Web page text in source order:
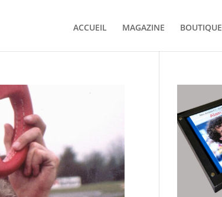
ACCUEIL MAGAZINE BOUTIQUE